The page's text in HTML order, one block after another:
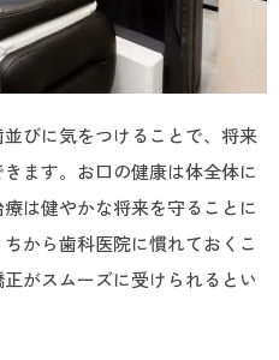
びに気をつけることで、将来
ます。お口の健康は体全体に
は健やかな将来を守ることに
から歯科医院に慣れておくこ
がスムーズに受けられるとい